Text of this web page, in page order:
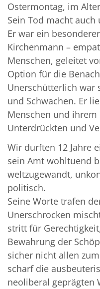
Ostermontag, im
Sein Tod macht
Er war ein
Kirchenmann –
Menschen, geleitet
Option für die
Unerschütterlich war
und Schwachen. Er
Menschen und ihrem
Unterdrückten und
Wir durften 12 Jahre
sein Amt wohltuend
weltzugewandt,
politisch.
Seine Worte trafen
Unerschrocken
stritt für
Bewahrung der
sicher nicht allen
scharf die
neoliberal geprägten